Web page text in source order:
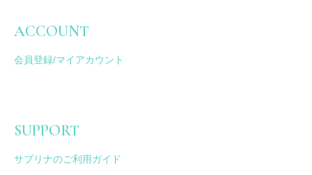
ACCOUNT
会員登録/マイアカウント
SUPPORT
サブリナのご利用ガイド